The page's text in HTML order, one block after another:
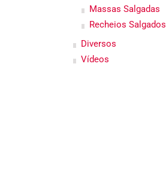
Massas Salgadas
Recheios Salgados
Diversos
Vídeos